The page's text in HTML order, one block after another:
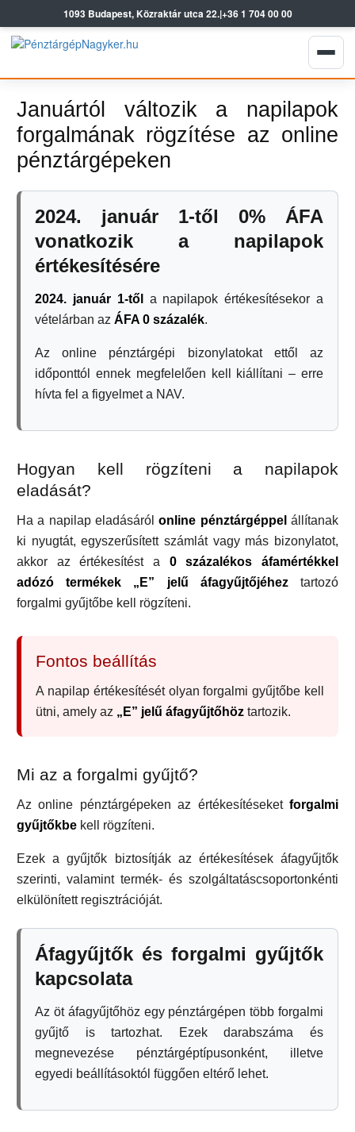
1093 Budapest, Közraktár utca 22.|+36 1 704 00 00
Januártól változik a napilapok
forgalmának rögzítése az online
pénztárgépeken
2024. január 1-től 0% ÁFA
vonatkozik a napilapok
értékesítésére
2024. január 1-től
a napilapok értékesítésekor a
vételárban az ÁFA 0 százalék.
Az online pénztárgépi bizonylatokat ettől az
időponttól ennek megfelelően kell kiállítani – erre
hívta fel a figyelmet a NAV.
Hogyan kell rögzíteni a napilapok
eladását?
Ha a napilap eladásárólonline pénztárgéppel állítanak
ki nyugtát, egyszerűsített számlát vagy más bizonylatot,
akkor az értékesítést a 0 százalékos áfamértékkel
adózó termékek
„E” jelű áfagyűjtőjéheztartozó
forgalmi gyűjtőbe kell rögzíteni.
Fontos beállítás
A napilap értékesítését olyan forgalmi gyűjtőbe kell
ütni, amely az „E” jelű áfagyűjtőhöz tartozik.
Mi az a forgalmi gyűjtő?
Az online pénztárgépeken az értékesítéseket forgalmi
gyűjtőkbe kell rögzíteni.
Ezek a gyűjtők biztosítják az értékesítések áfagyűjtők
szerinti, valamint termék- és szolgáltatáscsoportonkénti
elkülönített regisztrációját.
Áfagyűjtők és forgalmi gyűjtők
kapcsolata
Az öt áfagyűjtőhöz egy pénztárgépen több forgalmi
gyűjtő is tartozhat. Ezek darabszáma és
megnevezése pénztárgéptípusonként, illetve
egyedi beállításoktól függően eltérő lehet.